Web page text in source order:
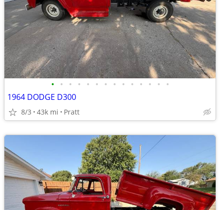
• • • • • • • • • • • • • •
1964 DODGE D300
8/3 43k mi Pratt